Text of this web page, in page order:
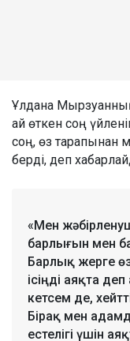
Ұлдана
ай өткен соң
соң, өз тарапынан
берді, деп
«Мен
барлығын мен
Барлық жерге
ісіңді аяқта
кетсем де,
Бірақ мен
естелігі үшін